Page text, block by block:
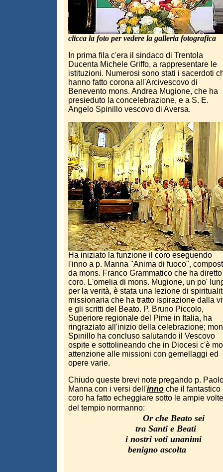
clicca la foto per vedere la galleria fotografica
In prima fila c'era il sindaco di Trentola
Ducenta Michele Griffo, a rappresentare le
istituzioni. Numerosi sono stati i sacerdoti
hanno fatto corona all'Arcivescovo di
Benevento mons. Andrea Mugione, che ha
presieduto la concelebrazione, e a S. E.
Angelo Spinillo vescovo di Aversa.
Ha iniziato la funzione il coro eseguendo
l'inno a p. Manna "Anima di fuoco",
da mons. Franco Grammatico che ha
coro. L'omelia di mons. Mugione, un po'
per la verità, è stata una lezione di
missionaria che ha tratto ispirazione dalla
e gli scritti del Beato. P. Bruno Piccolo,
Superiore regionale del Pime in Italia, ha
ringraziato all'inizio della celebrazione;
Spinillo ha concluso salutando il Vescovo
ospite e sottolineando che in Diocesi c'è
attenzione alle missioni con gemellaggi ed
opere varie.
Chiudo queste brevi note pregando p.
Manna con i versi dell'innoche il fantastico
coro ha fatto echeggiare sotto le ampie volte
del tempio normanno:
Or che Beato sei
tra Santi e Beati
i nostri voti unanimi
benigno ascolta